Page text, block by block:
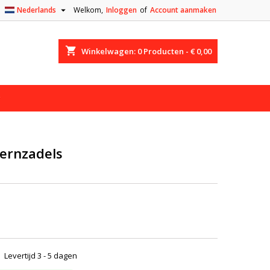
Welkom, Inloggen of Account aanmaken
Nederlands 
shopping_cart Winkelwagen: 0Producten - € 0,00
Levertijd 3 - 5 dagen